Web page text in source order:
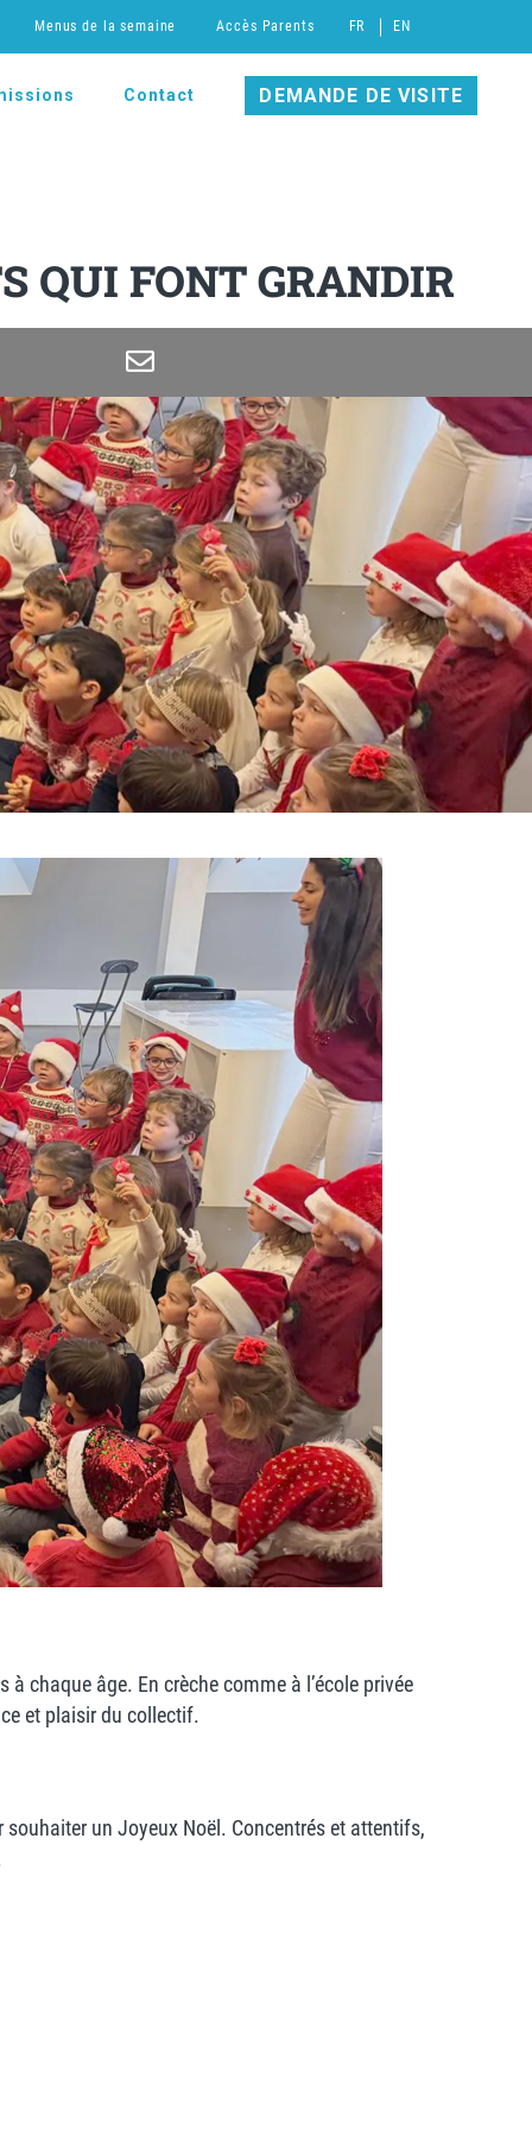
Menus de la semaine Accès Parents FR EN
Contact DEMANDE DE VISITE
QUI FONT GRANDIR
chaque âge. En crèche comme à l’école privée
et plaisir du collectif.
souhaiter un Joyeux Noël. Concentrés et attentifs,